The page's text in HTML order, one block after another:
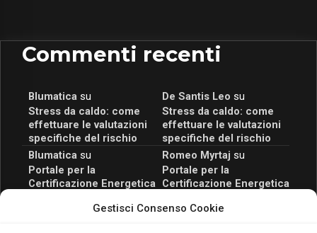
Gestisci Consenso Cookie
Commenti recenti
Blumaticasu
Stress da caldo: come
effettuare le valutazioni
specifiche del rischio
De Santis Leo su
Stress da caldo: come
effettuare le valutazioni
specifiche del rischio
Blumaticasu
Portale per la
Certificazione Energetica
scopri il Corso Blumatica
Romeo Myrtaj su
Portale per la
Certificazione Energetica
scopri il Corso Blumatica